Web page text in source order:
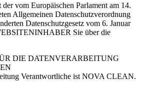
vom Europäischen Parlament am 14.
Allgemeinen Datenschutzverordnung
Datenschutzgesetz vom 6. Januar
Sie über die
DIE DATENVERARBEITUNG
Verantwortliche ist NOVA CLEAN.